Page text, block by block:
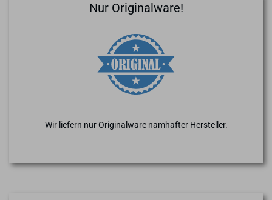
Nur Originalware!
Wir liefern nur Originalware namhafter Hersteller.